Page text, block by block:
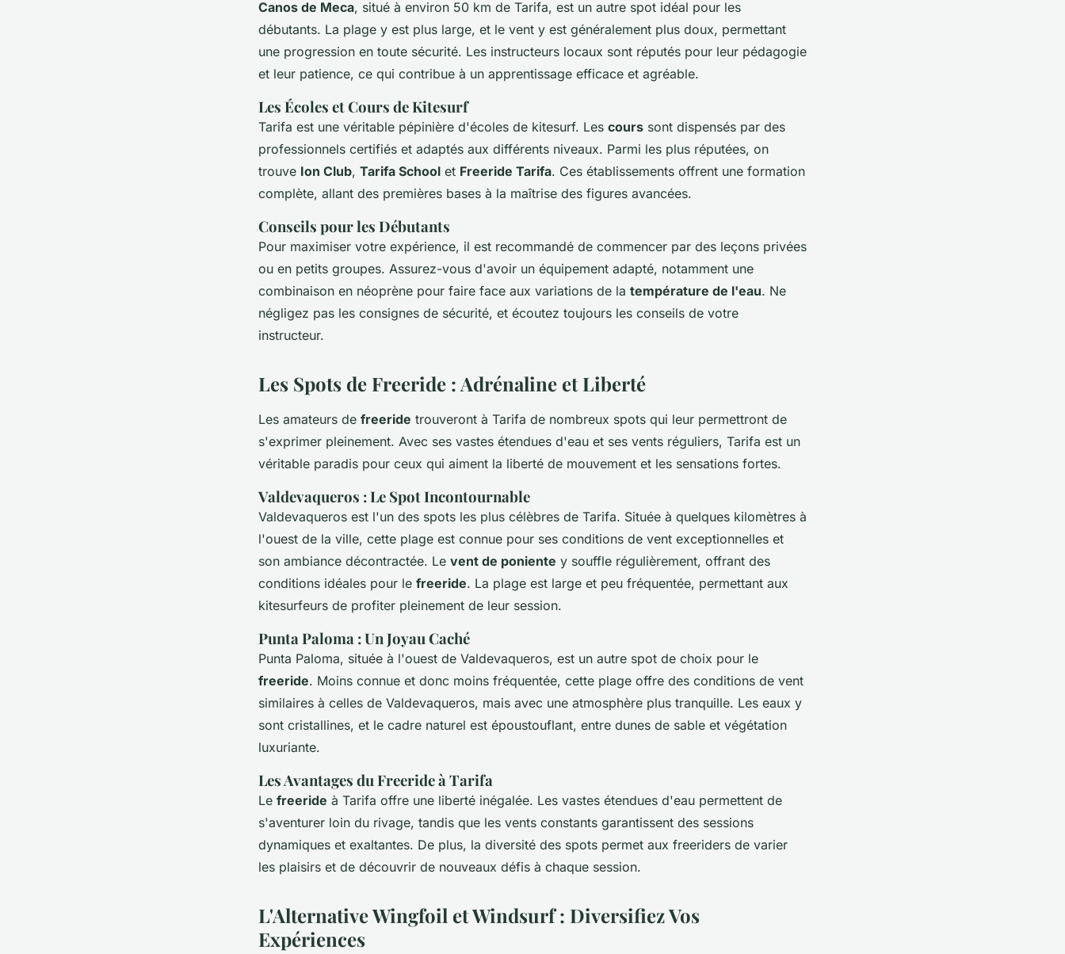
Canos de Meca, situé à environ 50 km de Tarifa, est un autre spot idéal pour les
débutants. La plage y est plus large, et le vent y est généralement plus doux, permettant
une progression en toute sécurité. Les instructeurs locaux sont réputés pour leur pédagogie
et leur patience, ce qui contribue à un apprentissage efficace et agréable.
Les Écoles et Cours de Kitesurf
Tarifa est une véritable pépinière d'écoles de kitesurf. Les cours sont dispensés par des
professionnels certifiés et adaptés aux différents niveaux. Parmi les plus réputées, on
trouve Ion Club, Tarifa School et Freeride Tarifa. Ces établissements offrent une formation
complète, allant des premières bases à la maîtrise des figures avancées.
Conseils pour les Débutants
Pour maximiser votre expérience, il est recommandé de commencer par des leçons privées
ou en petits groupes. Assurez-vous d'avoir un équipement adapté, notamment une
combinaison en néoprène pour faire face aux variations de la température de l'eau. Ne
négligez pas les consignes de sécurité, et écoutez toujours les conseils de votre
instructeur.
Les Spots de Freeride : Adrénaline et Liberté
Les amateurs de freeride trouveront à Tarifa de nombreux spots qui leur permettront de
s'exprimer pleinement. Avec ses vastes étendues d'eau et ses vents réguliers, Tarifa est un
véritable paradis pour ceux qui aiment la liberté de mouvement et les sensations fortes.
Valdevaqueros : Le Spot Incontournable
Valdevaqueros est l'un des spots les plus célèbres de Tarifa. Située à quelques kilomètres à
l'ouest de la ville, cette plage est connue pour ses conditions de vent exceptionnelles et
son ambiance décontractée. Le vent de poniente y souffle régulièrement, offrant des
conditions idéales pour le freeride. La plage est large et peu fréquentée, permettant aux
kitesurfeurs de profiter pleinement de leur session.
Punta Paloma : Un Joyau Caché
Punta Paloma, située à l'ouest de Valdevaqueros, est un autre spot de choix pour le
freeride. Moins connue et donc moins fréquentée, cette plage offre des conditions de vent
similaires à celles de Valdevaqueros, mais avec une atmosphère plus tranquille. Les eaux y
sont cristallines, et le cadre naturel est époustouflant, entre dunes de sable et végétation
luxuriante.
Les Avantages du Freeride à Tarifa
Le freeride à Tarifa offre une liberté inégalée. Les vastes étendues d'eau permettent de
s'aventurer loin du rivage, tandis que les vents constants garantissent des sessions
dynamiques et exaltantes. De plus, la diversité des spots permet aux freeriders de varier
les plaisirs et de découvrir de nouveaux défis à chaque session.
L'Alternative Wingfoil et Windsurf : Diversifiez Vos
Expériences